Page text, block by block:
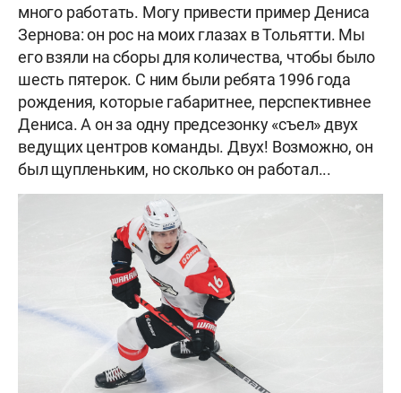
много работать. Могу привести пример Дениса
Зернова: он рос на моих глазах в Тольятти. Мы
его взяли на сборы для количества, чтобы было
шесть пятерок. С ним были ребята 1996 года
рождения, которые габаритнее, перспективнее
Дениса. А он за одну предсезонку «съел» двух
ведущих центров команды. Двух! Возможно, он
был щупленьким, но сколько он работал...